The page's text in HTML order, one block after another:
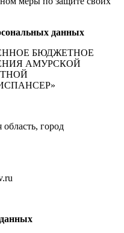
данных
БЮДЖЕТНОЕ
АМУРСКОЙ
город